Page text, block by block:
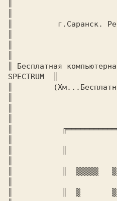
║          г.Саpанск.
║ Бесплатная
SPECTRUM  ║
║
║
║           ║  ▒▒▒▒▒   ▒
║           ║  ▒       ▒